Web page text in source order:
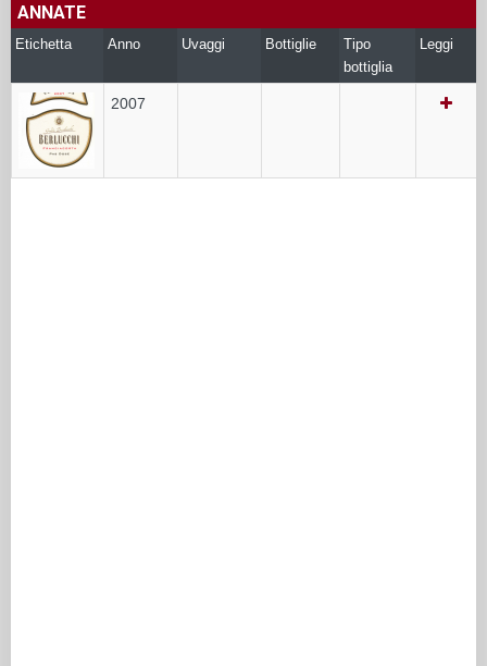
ANNATE
Etichetta Anno Uvaggi Bottiglie
Tipo
bottiglia
Leggi
2007